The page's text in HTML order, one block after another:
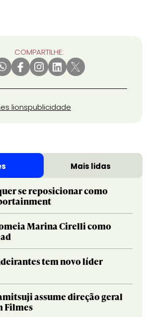
COMPARTILHE:
lionspublicidade
Mais lidas
se reposicionar como
Marina Cirelli como
tem novo líder
assume direção geral
Filmes